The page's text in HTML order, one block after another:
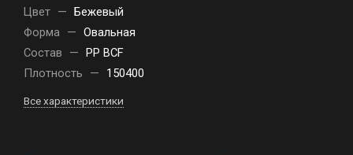
Цвет — Бежевый
Форма — Овальная
Состав
— PP BCF
Плотность
— 150400
Все характеристики